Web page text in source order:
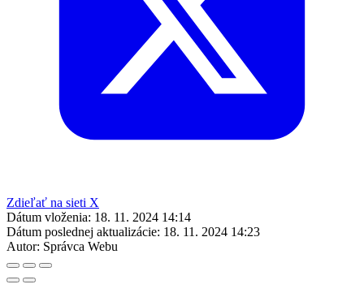
Zdieľať na sieti X
Dátum vloženia: 18. 11. 2024 14:14
Dátum poslednej aktualizácie: 18. 11. 2024 14:23
Autor: Správca Webu